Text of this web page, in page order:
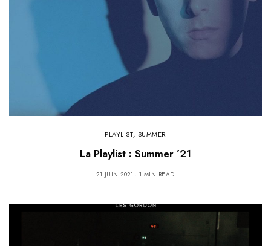
PLAYLIST, SUMMER
La Playlist : Summer ’21
21 JUIN 2021 1 MIN READ